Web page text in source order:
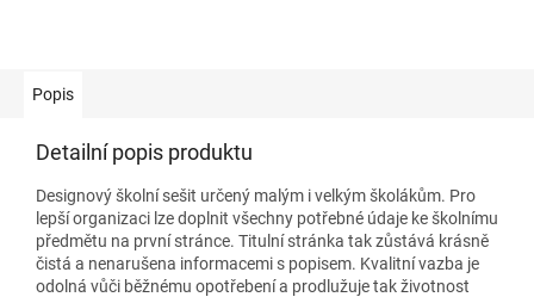
Popis
Detailní popis produktu
Designový školní sešit určený malým i velkým školákům. Pro
lepší organizaci lze doplnit všechny potřebné údaje ke školnímu
předmětu na první stránce. Titulní stránka tak zůstává krásně
čistá a nenarušena informacemi s popisem. Kvalitní vazba je
odolná vůči běžnému opotřebení a prodlužuje tak životnost